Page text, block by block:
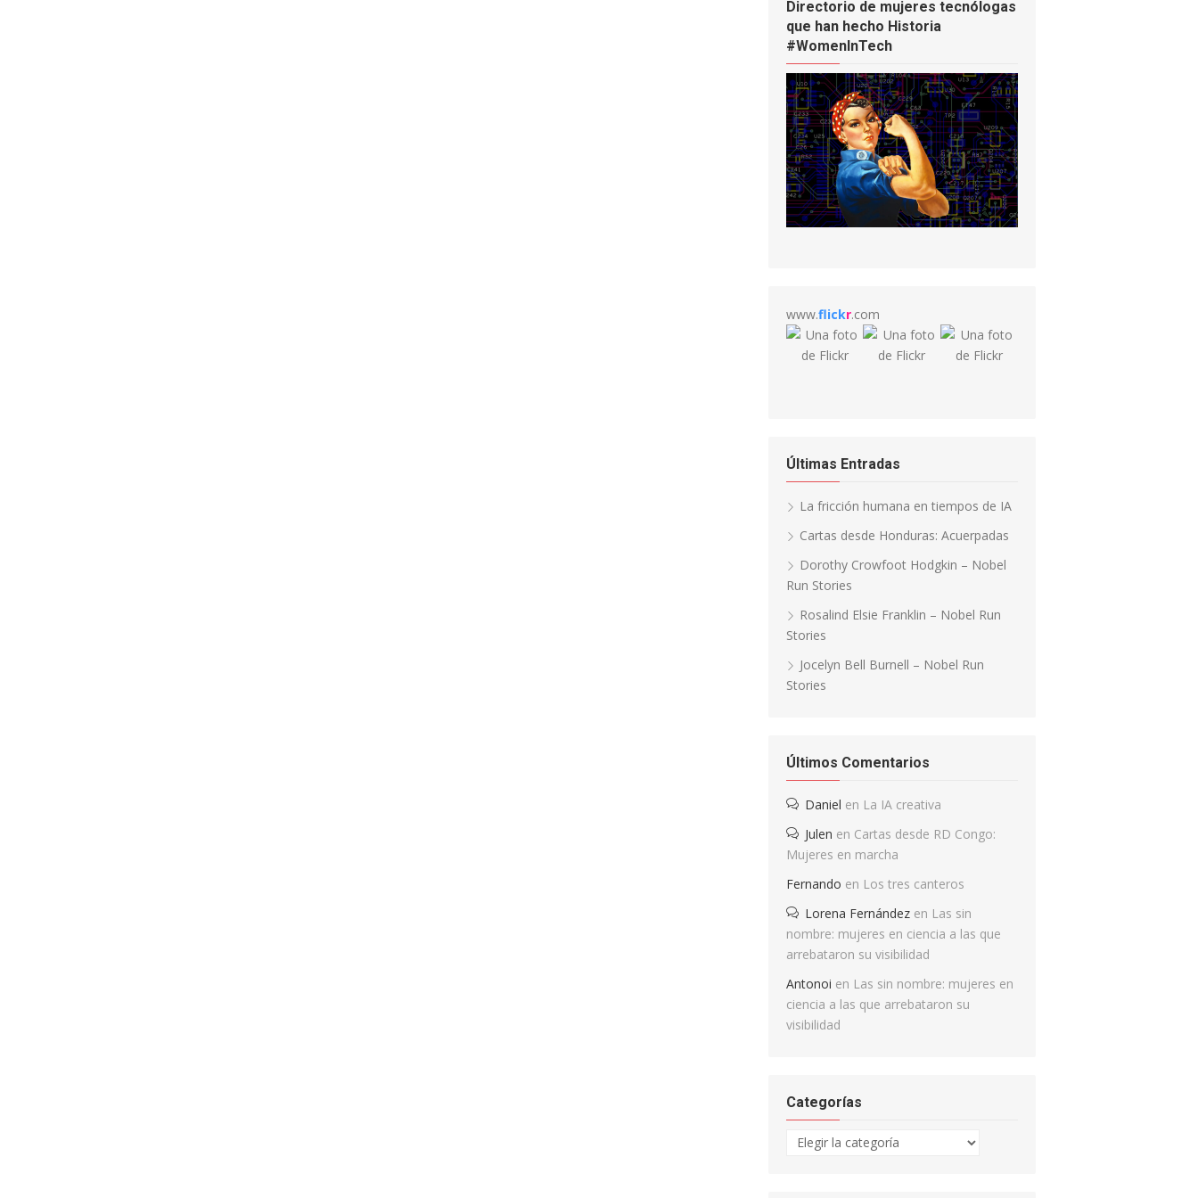
Directorio de mujeres tecnólogas
que han hecho Historia
#WomenInTech
www.flickr.com
Últimas Entradas
La fricción humana en tiempos de IA
Cartas desde Honduras: Acuerpadas
Dorothy Crowfoot Hodgkin – Nobel
Run Stories
Rosalind Elsie Franklin – Nobel Run
Stories
Jocelyn Bell Burnell – Nobel Run
Stories
Últimos Comentarios
Daniel en La IA creativa
Julen en Cartas desde RD Congo:
Mujeres en marcha
Fernando en Los tres canteros
Lorena Fernández en Las sin
nombre: mujeres en ciencia a las que
arrebataron su visibilidad
Antonoi en Las sin nombre: mujeres en
ciencia a las que arrebataron su
visibilidad
Categorías
Categorías